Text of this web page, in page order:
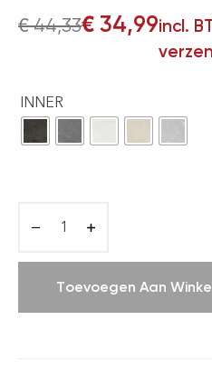
€44,33€ 34,99incl.
INNER
Toevoegen Aan